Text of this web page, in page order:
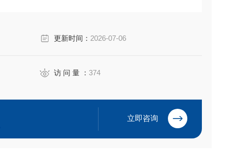
更新时间： 2026-07-06
访 问 量 ：374
立即咨询